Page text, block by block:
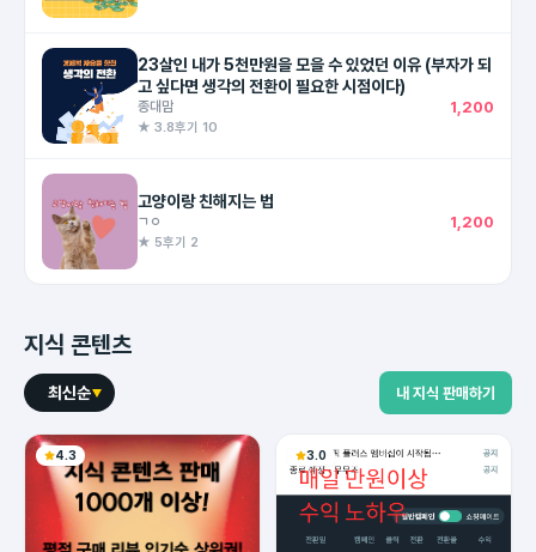
23살인 내가 5천만원을 모을 수 있었던 이유 (부자가 되
고 싶다면 생각의 전환이 필요한 시점이다)
종대맘 1,200
★ 3.8후기 10
고양이랑 친해지는 법
ㄱㅇ 1,200
★ 5후기 2
지식 콘텐츠
최신순 내 지식 판매하기
4.3 3.0